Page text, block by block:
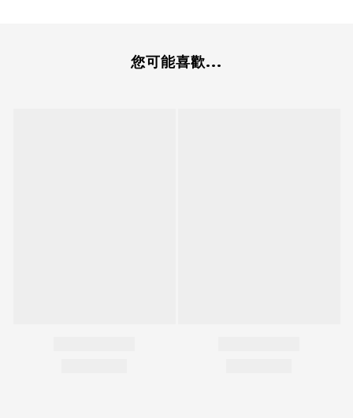
您可能喜歡...